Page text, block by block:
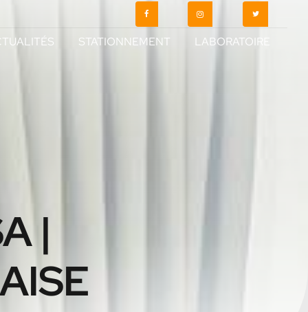
STATIONNEMENT LABORATOIRE
|